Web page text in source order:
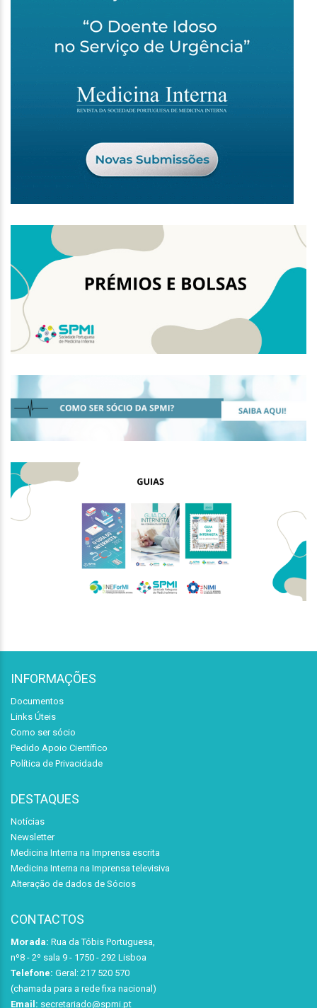
INFORMAÇÕES
Documentos
Links Úteis
Como ser sócio
Pedido Apoio Científico
Política de Privacidade
DESTAQUES
Notícias
Newsletter
Medicina Interna na Imprensa escrita
Medicina Interna na Imprensa televisiva
Alteração de dados de Sócios
CONTACTOS
Morada: Rua da Tóbis Portuguesa,
nº8 - 2º sala 9 - 1750 - 292 Lisboa
Telefone: Geral: 217 520 570
(chamada para a rede fixa nacional)
Email: secretariado@spmi.pt